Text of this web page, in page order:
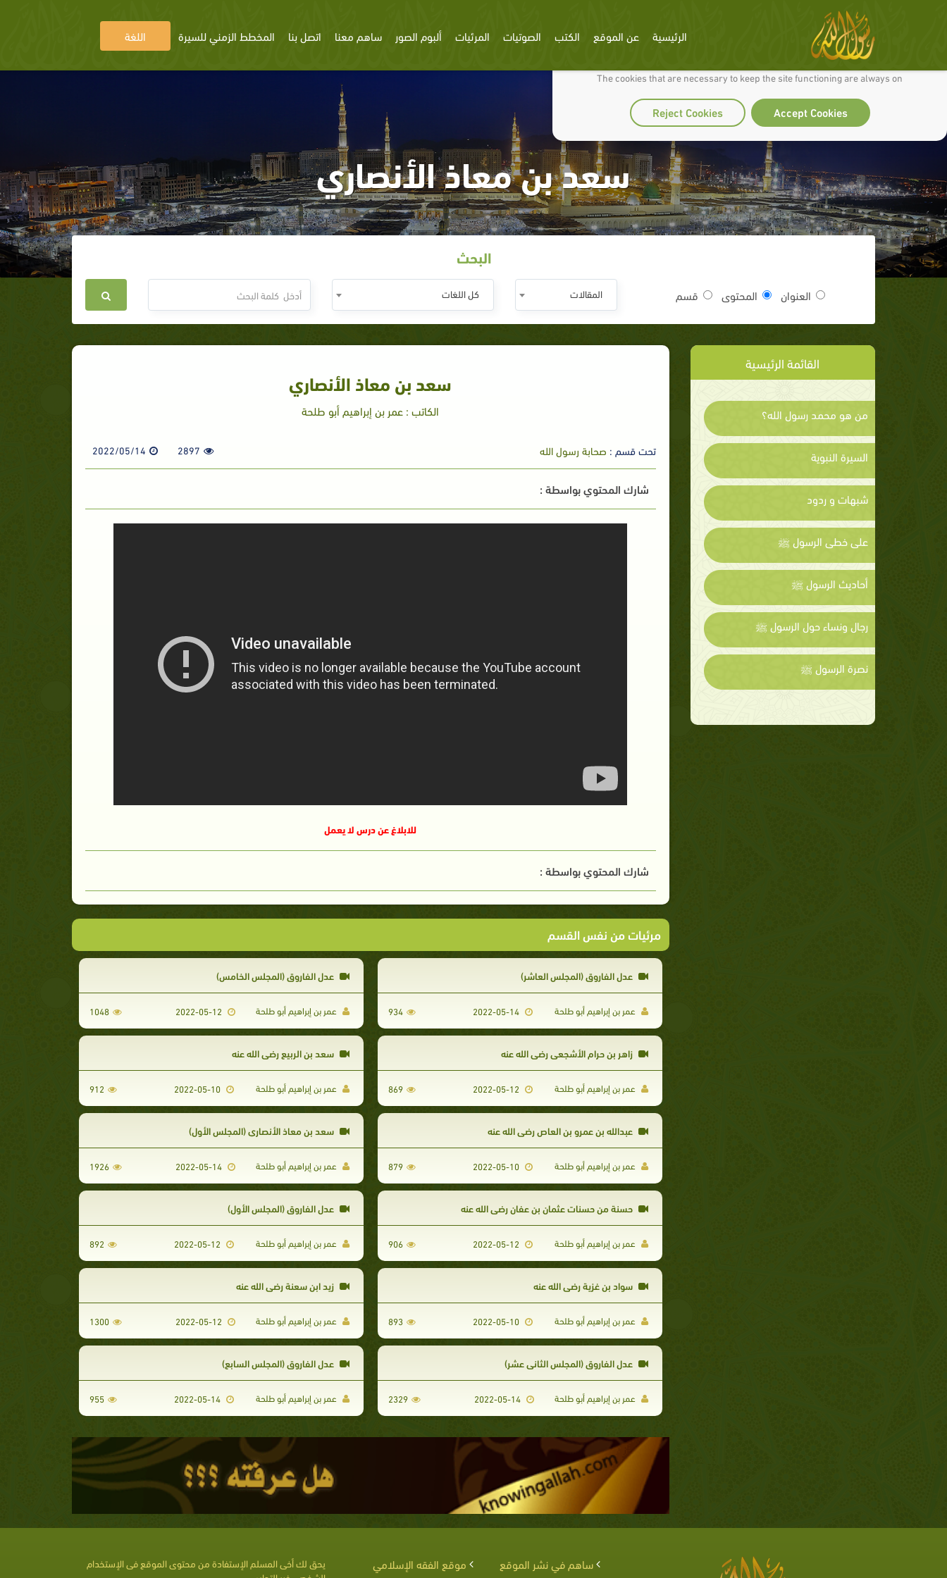
We use cookies to make our site work well for you and so we can continually improve it.
The cookies that are necessary to keep the site functioning are always on
Accept Cookies
Reject Cookies
الرئيسية عن الموقع الكتب الصوتيات المرئيات ألبوم الصور ساهم معنا اتصل بنا المخطط الزمني للسيرة اللغة
سعد بن معاذ الأنصاري
البحث
العنوان المحتوى قسم المقالات كل اللغات
القائمة الرئيسية
من هو محمد رسول الله؟
السيرة النبوية
شبهات و ردود
على خطى الرسول ﷺ
أحاديث الرسول ﷺ
رجال ونساء حول الرسول ﷺ
نصرة الرسول ﷺ
سعد بن معاذ الأنصاري
الكاتب : عمر بن إبراهيم أبو طلحة
تحت قسم : صحابة رسول الله 2897
2022/05/14
شارك المحتوي بواسطة :
للابلاغ عن درس لا يعمل
شارك المحتوي بواسطة :
مرئيات من نفس القسم
عدل الفاروق (المجلس العاشر)
عمر بن إبراهيم أبو طلحة 934
عدل الفاروق (المجلس الخامس)
عمر بن إبراهيم أبو طلحة 1048
زاهر بن حرام الأشجعي رضي الله عنه
عمر بن إبراهيم أبو طلحة 869
سعد بن الربيع رضي الله عنه
عمر بن إبراهيم أبو طلحة 912
عبدالله بن عمرو بن العاص رضي الله عنه
عمر بن إبراهيم أبو طلحة 879
سعد بن معاذ الأنصاري (المجلس الأول)
عمر بن إبراهيم أبو طلحة 1926
حسنة من حسنات عثمان بن عفان رضي الله عنه
عمر بن إبراهيم أبو طلحة 906
عدل الفاروق (المجلس الأول)
عمر بن إبراهيم أبو طلحة 892
سواد بن غزية رضي الله عنه
عمر بن إبراهيم أبو طلحة 893
زيد ابن سعنة رضي الله عنه
عمر بن إبراهيم أبو طلحة 1300
عدل الفاروق (المجلس الثاني عشر)
عمر بن إبراهيم أبو طلحة 2022-05-14
2329
عدل الفاروق (المجلس السابع)
عمر بن إبراهيم أبو طلحة 955
ساهم في نشر الموقع
موقع الفقه الإسلامي
يحق لك أخى المسلم الإستفادة من محتوى الموقع فى الإستخدام